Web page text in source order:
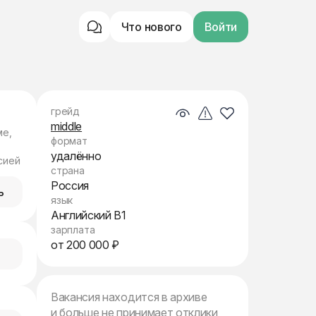
Что нового Войти
грейд
middle
формат
удалённо
страна
Россия
язык
Английский B1
зарплата
от 200 000 ₽
Вакансия находится в архиве
и больше не принимает отклики